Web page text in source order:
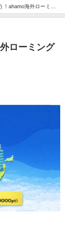
ahamo海外ローミン
ローミング